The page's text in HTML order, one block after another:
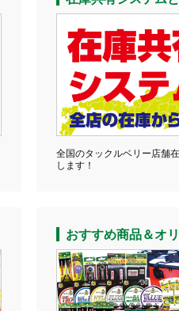
全国のタックルベリー店舗
します！
おすすめ商品＆オ